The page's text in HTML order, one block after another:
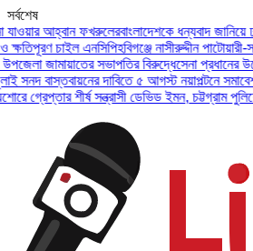
সর্বশেষ
ফখরুলেরবাংলাদেশকে ধন্যবাদ জানিয়ে ঢাকা
এনসিপিহবিগঞ্জে নাসীরুদ্দীন পাটোয়ারী-
সভাপতির বিরুদ্ধেসেনা প্রধানের উদ্বোধনে
দাবিতে ৫ আগস্ট নয়াপল্টনে সমাবেশ করবে
শীর্ষ সন্ত্রাসী ডেভিড ইমন, চট্টগ্রাম পুলিশের কাছে